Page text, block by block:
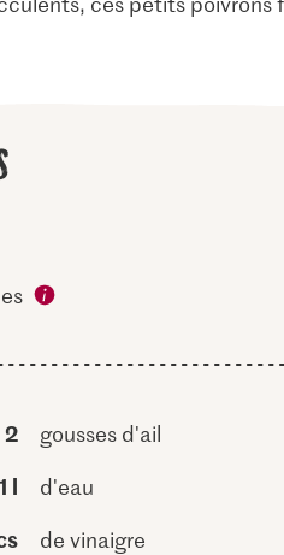
2 gousses d'ail
1 l d'eau
de vinaigre